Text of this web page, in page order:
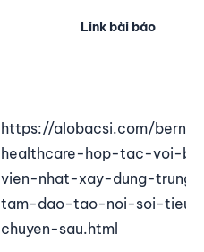
Link bài báo
https://alobacsi.com/
healthcare-hop-tac-voi-
vien-nhat-xay-dung-trung-
tam-dao-tao-noi-soi-tieu-
chuyen-sau.html